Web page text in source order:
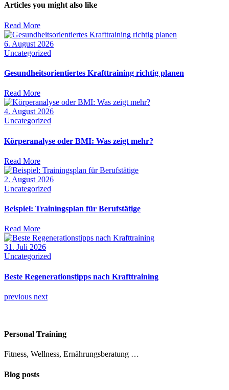
Articles you might also like
Read More
6. August 2026
Uncategorized
Gesundheitsorientiertes Krafttraining richtig planen
Read More
4. August 2026
Uncategorized
Körperanalyse oder BMI: Was zeigt mehr?
Read More
2. August 2026
Uncategorized
Beispiel: Trainingsplan für Berufstätige
Read More
31. Juli 2026
Uncategorized
Beste Regenerationstipps nach Krafttraining
previous next
Personal Training
Fitness, Wellness, Ernährungsberatung …
Blog posts